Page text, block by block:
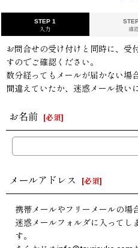
STEP 1
入力 確
お問合せの受け付けと同時に、受
すのでご確認ください。
数分経ってもメールが届かない場
間違えていたか、迷惑メール扱い
お名前 [必須]
メールアドレス [必須]
携帯メールやフリーメールの場
迷惑メールフォルダに入ってし
す。